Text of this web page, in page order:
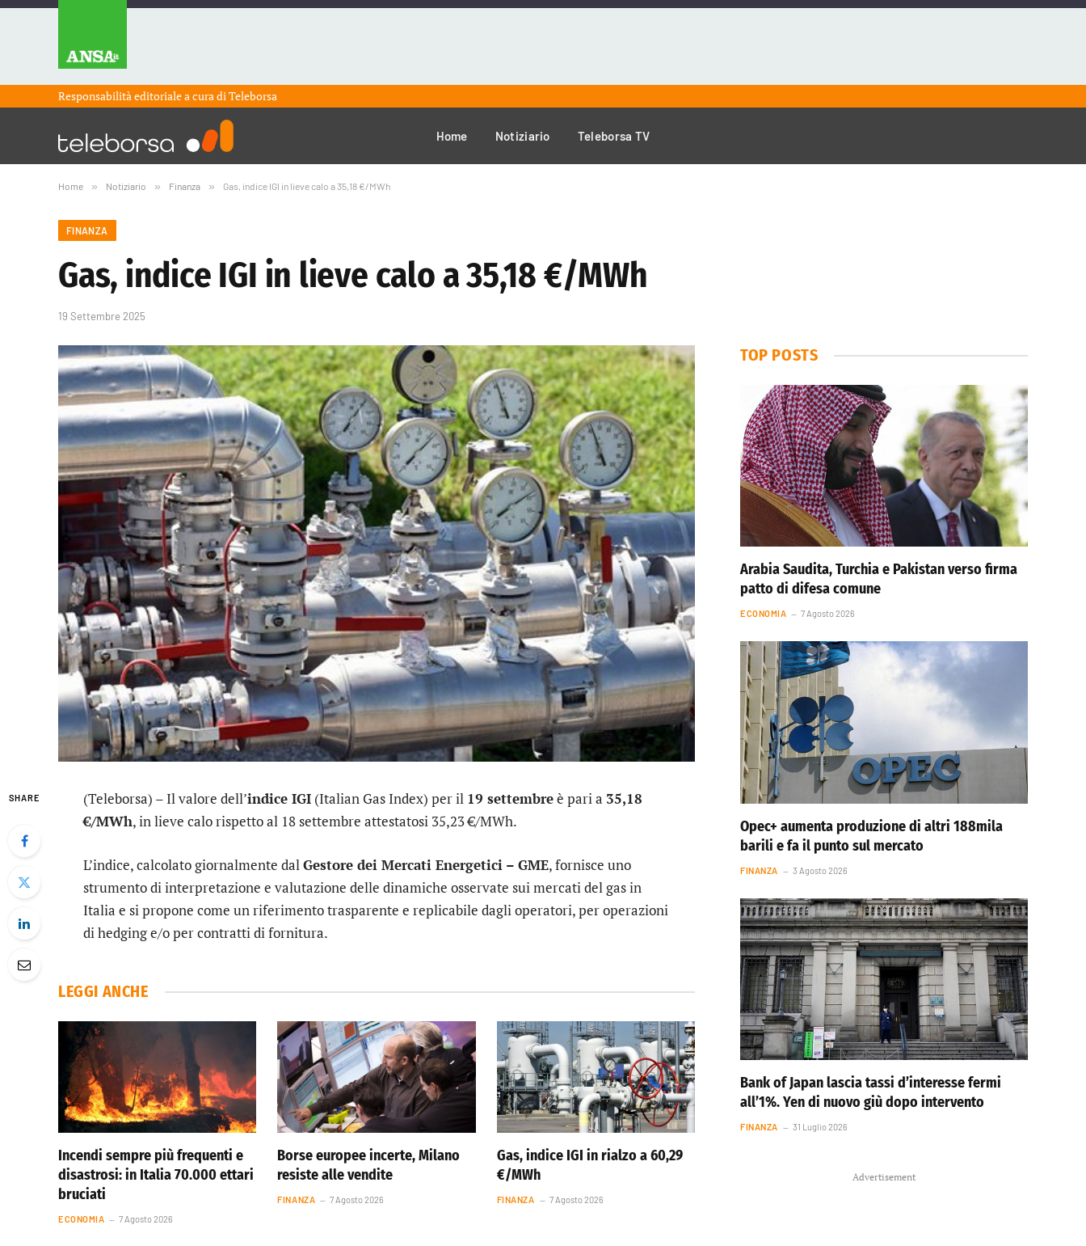
Responsabilità editoriale a cura diTeleborsa
Home Notiziario Teleborsa TV
Home » Notiziario » Finanza » Gas, indice IGI in lieve calo a 35,18 €/MWh
FINANZA
Gas, indice IGI in lieve calo a 35,18 €/MWh
19 Settembre 2025
SHARE (Teleborsa) – Il valore dell’indice IGI (Italian Gas Index) per il 19 settembreè pari a 35,18
€/MWh, in lieve calo rispetto al 18 settembre attestatosi 35,23 €/MWh.
L’indice, calcolato giornalmente dalGestore dei Mercati Energetici – GME, fornisce uno
strumento di interpretazione e valutazione delle dinamiche osservate sui mercati del gas in
Italia e si propone come un riferimento trasparente e replicabile dagli operatori, per operazioni
di hedging e/o per contratti di fornitura.
LEGGI ANCHE
Incendi sempre più frequenti e
disastrosi: in Italia 70.000 ettari
bruciati
ECONOMIA 7 Agosto 2026
Borse europee incerte, Milano
resiste alle vendite
FINANZA 7 Agosto 2026
Gas, indice IGI in rialzo a 60,29
€/MWh
FINANZA 7 Agosto 2026
TOP POSTS
Arabia Saudita, Turchia e Pakistan verso firma
patto di difesa comune
ECONOMIA 7 Agosto 2026
Opec+ aumenta produzione di altri 188mila
barili e fa il punto sul mercato
FINANZA 3 Agosto 2026
Bank of Japan lascia tassi d’interesse fermi
all’1%. Yen di nuovo giù dopo intervento
FINANZA 31 Luglio 2026
Advertisement